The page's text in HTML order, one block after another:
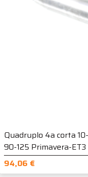
Quadruplo 4a corta
90-125 Primavera-ET3
94,06 €